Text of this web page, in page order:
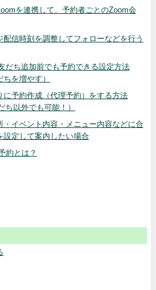
を連携して、予約者ごとのZoom会
信時刻を調整してフォローなどを行う
だち追加前でも予約できる設定方法
ちを増やす）
に予約作成（代理予約）をする方法
ち以外でも可能！）
・イベント内容・メニュー内容などに合
設定して案内したい場合
約とは？